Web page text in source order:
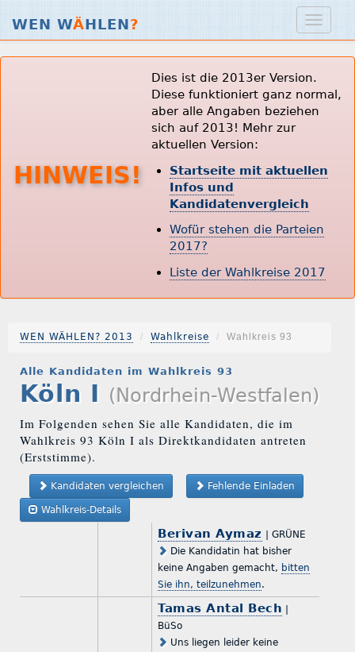
WEN WÄHLEN?
HINWEIS!
Dies ist die 2013er Version.
Diese funktioniert ganz normal,
aber alle Angaben beziehen
sich auf 2013! Mehr zur
aktuellen Version:
Startseite mit aktuellen
Infos und
Kandidatenvergleich
Wofür stehen die Parteien
2017?
Liste der Wahlkreise 2017
WEN WÄHLEN? 2013 Wahlkreise Wahlkreis 93
Alle Kandidaten im Wahlkreis 93
Köln I (Nordrhein-Westfalen)
Im Folgenden sehen Sie alle Kandidaten, die im
Wahlkreis 93 Köln I als Direktkandidaten antreten
(Erststimme).
Kandidaten vergleichen Fehlende Einladen
Wahlkreis-Details
Berivan Aymaz | GRÜNE
Die Kandidatin hat bisher
keine Angaben gemacht, bitten
Sie ihn, teilzunehmen.
Tamas Antal Bech |
BüSo
Uns liegen leider keine